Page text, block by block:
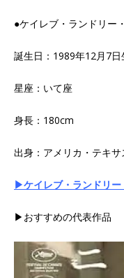
●ケイレブ・ランドリー
誕生日：1989年12月7日
星座：いて座
身長：180cm
出身：アメリカ・テキサ
▶ケイレブ・ランドリ
▶おすすめの代表作品